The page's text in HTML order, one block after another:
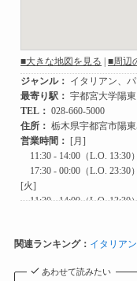
関連ランキング： イタリアン
あわせて読みたい